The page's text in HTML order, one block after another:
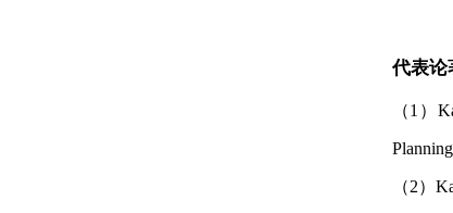
代表论
（1）
（2）